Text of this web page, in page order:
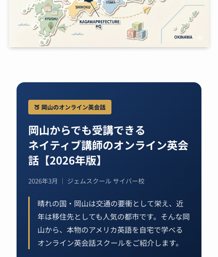
🍑 岡山のオンライン英会話
岡山からでも受講できる
ネイティブ講師のオンライン英会
話【2026年版】
2026年3月 ｜ ジェムスクール サイバー校
晴れの国・岡山は交通の要衝として栄え、近
年は移住先としても人気の都市です。そんな岡
山から、本物のアメリカ英語を自宅で学べる
オンライン英会話スクールをご紹介します。